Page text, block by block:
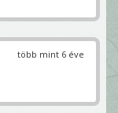
több mint 6 éve